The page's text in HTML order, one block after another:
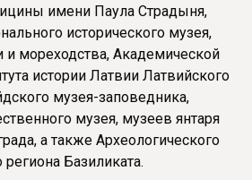
имени Паула Страдыня,
исторического музея,
и мореходства, Академической
истории Латвии Латвийского
музея-заповедника,
музея, музеев янтаря
а также Археологического
Базиликата.